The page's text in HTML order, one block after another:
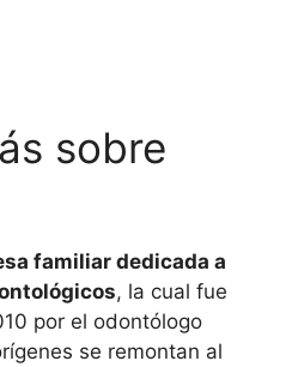
sobre
familiar dedicada a
, la cual fue
por el odontólogo
se remontan al